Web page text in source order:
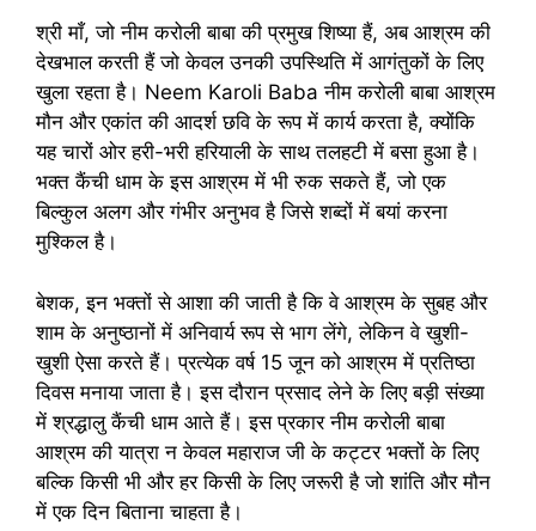
श्री माँ, जो नीम करोली बाबा की प्रमुख शिष्या हैं, अब आश्रम की
देखभाल करती हैं जो केवल उनकी उपस्थिति में आगंतुकों के लिए
खुला रहता है। Neem Karoli Baba नीम करोली बाबा आश्रम
मौन और एकांत की आदर्श छवि के रूप में कार्य करता है, क्योंकि
यह चारों ओर हरी-भरी हरियाली के साथ तलहटी में बसा हुआ है।
भक्त कैंची धाम के इस आश्रम में भी रुक सकते हैं, जो एक
बिल्कुल अलग और गंभीर अनुभव है जिसे शब्दों में बयां करना
मुश्किल है।
बेशक, इन भक्तों से आशा की जाती है कि वे आश्रम के सुबह और
शाम के अनुष्ठानों में अनिवार्य रूप से भाग लेंगे, लेकिन वे खुशी-
खुशी ऐसा करते हैं। प्रत्येक वर्ष 15 जून को आश्रम में प्रतिष्ठा
दिवस मनाया जाता है। इस दौरान प्रसाद लेने के लिए बड़ी संख्या
में श्रद्धालु कैंची धाम आते हैं। इस प्रकार नीम करोली बाबा
आश्रम की यात्रा न केवल महाराज जी के कट्टर भक्तों के लिए
बल्कि किसी भी और हर किसी के लिए जरूरी है जो शांति और मौन
में एक दिन बिताना चाहता है।